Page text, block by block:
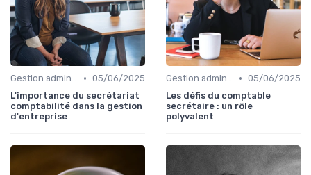
Gestion administrative • 05/06/2025
L'importance du secrétariat
comptabilité dans la gestion
d'entreprise
Gestion administrative • 05/06/2025
Les défis du comptable
secrétaire : un rôle
polyvalent